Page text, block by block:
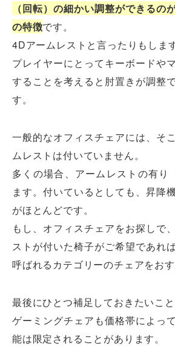
（回転）の細かい調整ができるの
の特徴です。
4Dアームレストと言ったりもします
プレイヤーにとってキーボードや
することを考えると肘置きが調整
す。
一般的なオフィスチェアには、そ
ムレストは付いていません。
多くの場合、アームレストの有り
ます。付いているとしても、昇降
がほとんどです。
もし、オフィスチェアをお探しで
ストが付いた椅子がご希望であれ
呼ばれるカテゴリーのチェアをおす
最後にひとつ補足しておきたいこと
ゲーミングチェアも価格帯によっ
能は限定されることがあります。